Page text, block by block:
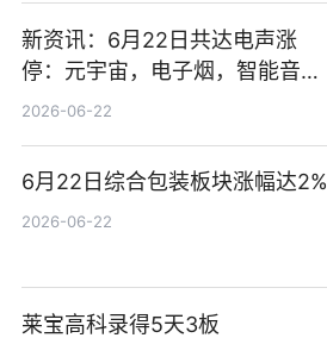
新资讯：6月22日共达电声涨
停：元宇宙，电子烟，智能音箱
概念热股
2026-06-22
6月22日综合包装板块涨幅达2%
2026-06-22
莱宝高科录得5天3板